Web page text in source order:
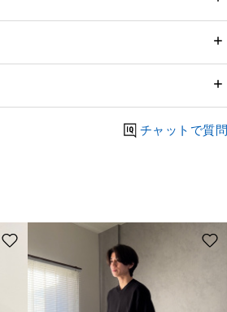
チャットで質問